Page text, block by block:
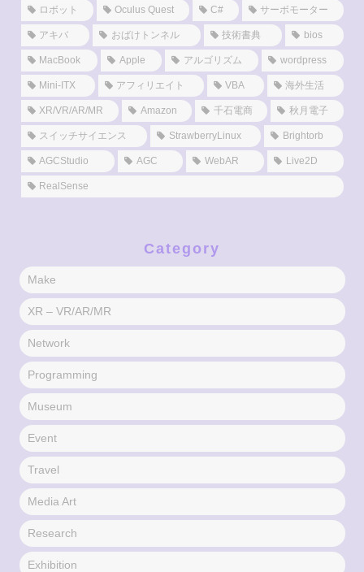
ロボット Oculus Quest C# サーボモーター
アキバ おばけトンネル 技術書典 bios
MacBook Apple アルゴリズム wordpress
Mini-ITX アフィリエイト VBA 海外生活
XR/VR/AR/MR Amazon 千石電商 秋月電子
スイッチサイエンス StrawberryLinux Brightorb
AGCStudio AGC WebAR Live2D
RealSense
Category
Make
XR – VR/AR/MR
Network
Programming
Museum
Event
Travel
Media Art
Research
Exhibition